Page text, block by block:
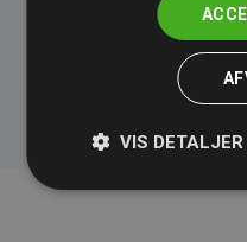
initiativet
VIS DETALJER